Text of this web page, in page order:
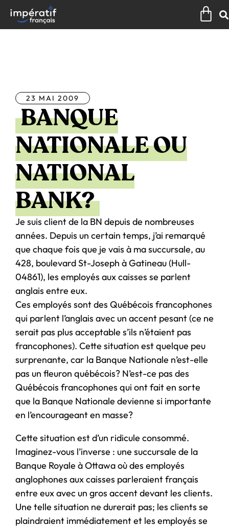
contenu
23 MAI 2009
BANQUE
NATIONALE OU
NATIONAL
BANK?
Je suis client de la BN depuis de nombreuses
années. Depuis un certain temps, j’ai remarqué
que chaque fois que je vais à ma succursale, au
428, boulevard St-Joseph à Gatineau (Hull-
04861), les employés aux caisses se parlent
anglais entre eux.
Ces employés sont des Québécois francophones
qui parlent l’anglais avec un accent pesant (ce ne
serait pas plus acceptable s’ils n’étaient pas
francophones). Cette situation est quelque peu
surprenante, car la Banque Nationale n’est-elle
pas un fleuron québécois? N’est-ce pas des
Québécois francophones qui ont fait en sorte
que la Banque Nationale devienne si importante
en l’encourageant en masse?
Cette situation est d’un ridicule consommé.
Imaginez-vous l’inverse : une succursale de la
Banque Royale à Ottawa où des employés
anglophones aux caisses parleraient français
entre eux avec un gros accent devant les clients.
Une telle situation ne durerait pas; les clients se
plaindraient immédiatement et les employés se